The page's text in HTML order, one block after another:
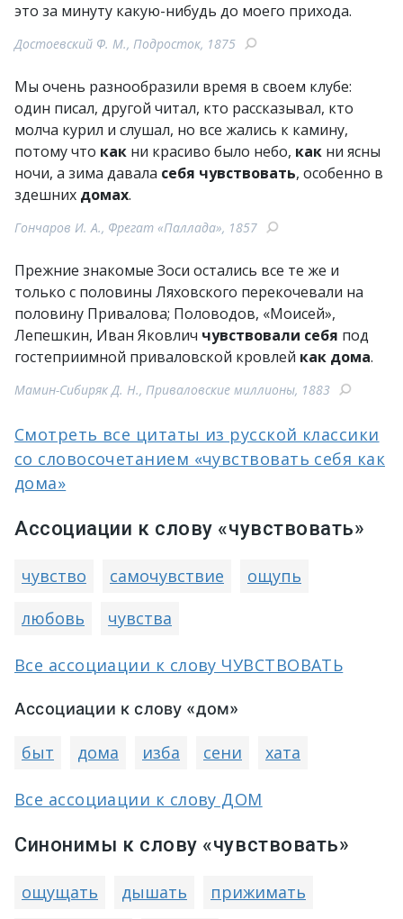
это за минуту какую-нибудь до моего прихода.
Достоевский Ф. М., Подросток, 1875
Мы очень разнообразили время в своем клубе:
один писал, другой читал, кто рассказывал, кто
молча курил и слушал, но все жались к камину,
потому что как ни красиво было небо, как ни ясны
ночи, а зима давала себя чувствовать, особенно в
здешних домах.
Гончаров И. А., Фрегат «Паллада», 1857
Прежние знакомые Зоси остались все те же и
только с половины Ляховского перекочевали на
половину Привалова; Половодов, «Моисей»,
Лепешкин, Иван Яковлич чувствовали себя под
гостеприимной приваловской кровлей как дома.
Мамин-Сибиряк Д. Н., Приваловские миллионы, 1883
Смотреть все цитаты из русской классики
со словосочетанием «чувствовать себя как
дома»
Ассоциации к слову «чувствовать»
чувство самочувствие
ощупь
любовь
чувства
Все ассоциации к слову ЧУВСТВОВАТЬ
Ассоциации к слову «дом»
быт дома изба сени хата
Все ассоциации к слову ДОМ
Синонимы к слову «чувствовать»
ощущать дышать
прижимать